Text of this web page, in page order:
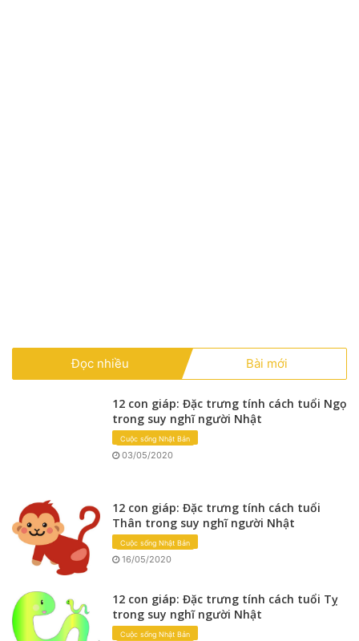
Đọc nhiều Bài mới
12 con giáp: Đặc trưng tính cách tuổi Ngọ
trong suy nghĩ người Nhật
Cuộc sống Nhật Bản
03/05/2020
12 con giáp: Đặc trưng tính cách tuổi
Thân trong suy nghĩ người Nhật
Cuộc sống Nhật Bản
16/05/2020
12 con giáp: Đặc trưng tính cách tuổi Tỵ
trong suy nghĩ người Nhật
Cuộc sống Nhật Bản